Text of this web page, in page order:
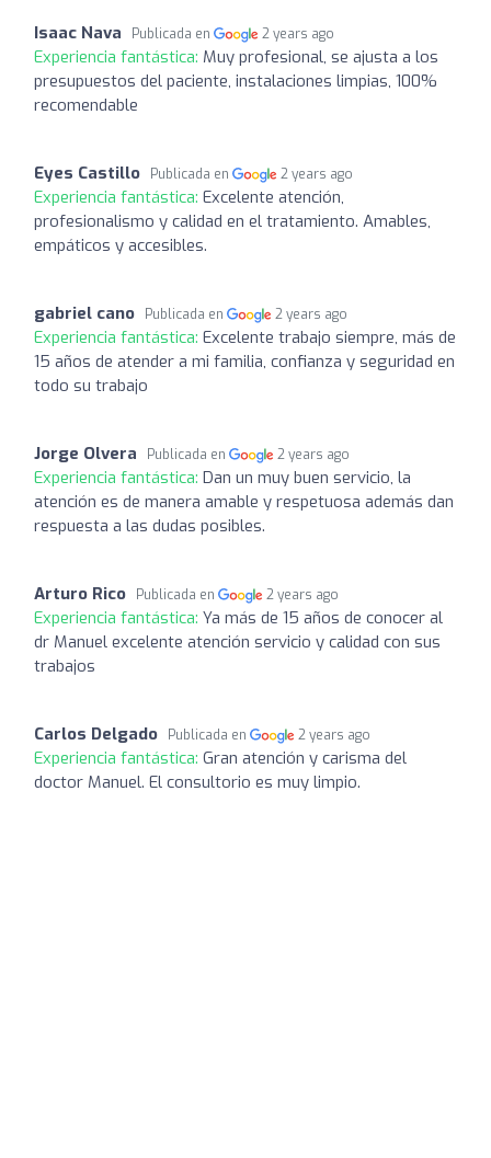
Isaac Nava Publicada en 2 years ago
Experiencia fantástica: Muy profesional, se ajusta a los
presupuestos del paciente, instalaciones limpias, 100%
recomendable
Eyes Castillo Publicada en 2 years ago
Experiencia fantástica: Excelente atención,
profesionalismo y calidad en el tratamiento. Amables,
empáticos y accesibles.
gabriel cano Publicada en 2 years ago
Experiencia fantástica: Excelente trabajo siempre, más de
15 años de atender a mi familia, confianza y seguridad en
todo su trabajo
Jorge Olvera Publicada en 2 years ago
Experiencia fantástica: Dan un muy buen servicio, la
atención es de manera amable y respetuosa además dan
respuesta a las dudas posibles.
Arturo Rico Publicada en 2 years ago
Experiencia fantástica: Ya más de 15 años de conocer al
dr Manuel excelente atención servicio y calidad con sus
trabajos
Carlos Delgado Publicada en 2 years ago
Experiencia fantástica: Gran atención y carisma del
doctor Manuel. El consultorio es muy limpio.